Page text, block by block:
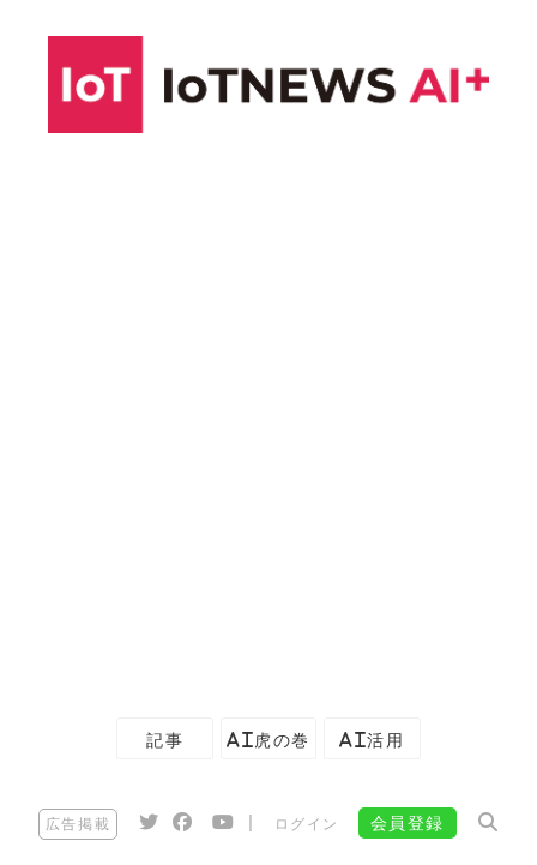
記事 AI虎の巻 AI活用
広告掲載 ログイン 会員登録